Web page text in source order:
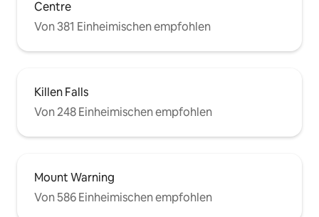
Centre
Von 381 Einheimischen empfohlen
Killen Falls
Von 248 Einheimischen empfohlen
Mount Warning
Von 586 Einheimischen empfohlen